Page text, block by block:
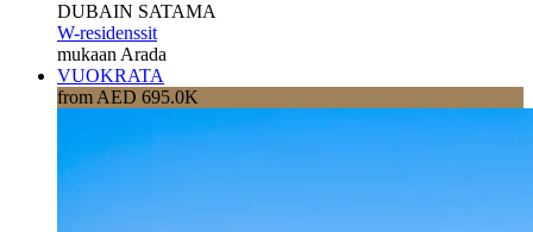
DUBAIN SATAMA
W-residenssit
mukaan Arada
VUOKRATA
from AED 695.0K